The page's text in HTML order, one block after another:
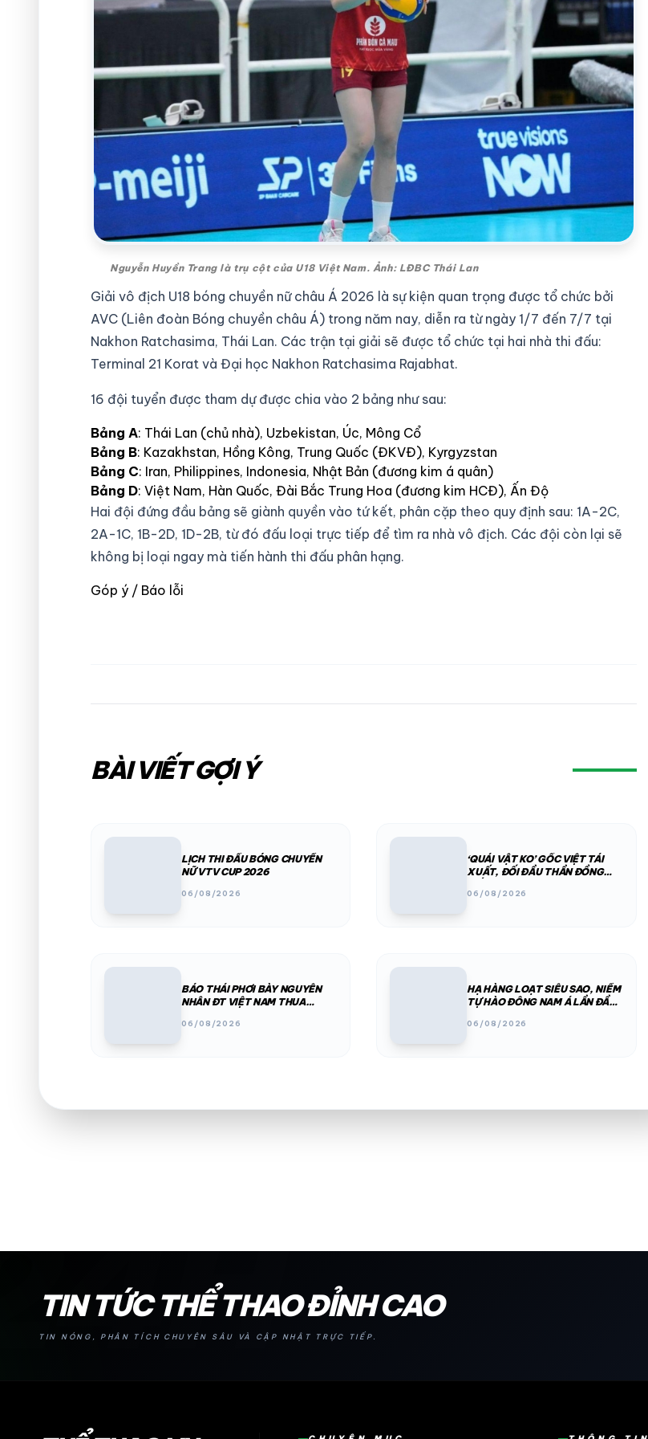
Nguyễn Huyền Trang là trụ cột của U18 Việt Nam. Ảnh: LĐBC Thái Lan
Giải vô địch U18 bóng chuyền nữ châu Á 2026 là sự kiện quan trọng được tổ chức bởi
AVC (Liên đoàn Bóng chuyền châu Á) trong năm nay, diễn ra từ ngày 1/7 đến 7/7 tại
Nakhon Ratchasima, Thái Lan. Các trận tại giải sẽ được tổ chức tại hai nhà thi đấu:
Terminal 21 Korat và Đại học Nakhon Ratchasima Rajabhat.
16 đội tuyển được tham dự được chia vào 2 bảng như sau:
Bảng A: Thái Lan (chủ nhà), Uzbekistan, Úc, Mông Cổ
Bảng B: Kazakhstan, Hồng Kông, Trung Quốc (ĐKVĐ), Kyrgyzstan
Bảng C: Iran, Philippines, Indonesia, Nhật Bản (đương kim á quân)
Bảng D: Việt Nam, Hàn Quốc, Đài Bắc Trung Hoa (đương kim HCĐ), Ấn Độ
Hai đội đứng đầu bảng sẽ giành quyền vào tứ kết, phân cặp theo quy định sau: 1A-2C,
2A-1C, 1B-2D, 1D-2B, từ đó đấu loại trực tiếp để tìm ra nhà vô địch. Các đội còn lại sẽ
không bị loại ngay mà tiến hành thi đấu phân hạng.
Góp ý / Báo lỗi
BÀI VIẾT GỢI Ý
LỊCH THI ĐẤU BÓNG CHUYỀN
NỮ VTV CUP 2026
06/08/2026
‘QUÁI VẬT KO’ GỐC VIỆT TÁI
XUẤT, ĐỐI ĐẦU THẦN ĐỒNG
06/08/2026
BÁO THÁI PHƠI BÀY NGUYÊN
NHÂN ĐT VIỆT NAM THUA
06/08/2026
HẠ HÀNG LOẠT SIÊU SAO, NIỀM
TỰ HÀO ĐÔNG NAM Á LẦN ĐẦU
06/08/2026
TIN TỨC THỂ THAO ĐỈNH CAO
TIN NÓNG, PHÂN TÍCH CHUYÊN SÂU VÀ CẬP NHẬT TRỰC TIẾP.